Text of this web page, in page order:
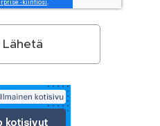
Lähetä